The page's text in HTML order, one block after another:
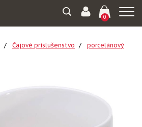
0
Čajové príslušenstvo porcelánový